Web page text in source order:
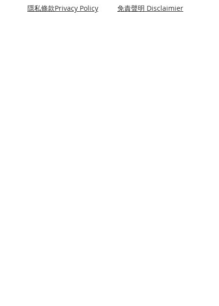
隱私條款Privacy Policy 免責聲明 Disclaimier